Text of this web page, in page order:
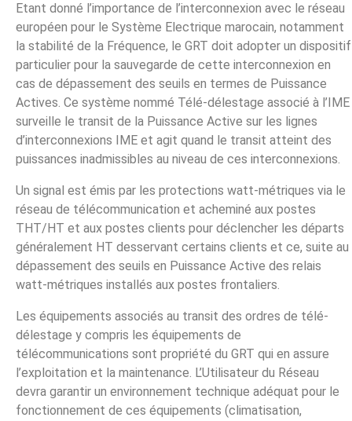
Etant donné l’importance de l’interconnexion avec le réseau
européen pour le Système Electrique marocain, notamment
la stabilité de la Fréquence, le GRT doit adopter un dispositif
particulier pour la sauvegarde de cette interconnexion en
cas de dépassement des seuils en termes de Puissance
Actives. Ce système nommé Télé-délestage associé à l’IME
surveille le transit de la Puissance Active sur les lignes
d’interconnexions IME et agit quand le transit atteint des
puissances inadmissibles au niveau de ces interconnexions.
Un signal est émis par les protections watt-métriques via le
réseau de télécommunication et acheminé aux postes
THT/HT et aux postes clients pour déclencher les départs
généralement HT desservant certains clients et ce, suite au
dépassement des seuils en Puissance Active des relais
watt-métriques installés aux postes frontaliers.
Les équipements associés au transit des ordres de télé-
délestage y compris les équipements de
télécommunications sont propriété du GRT qui en assure
l’exploitation et la maintenance. L’Utilisateur du Réseau
devra garantir un environnement technique adéquat pour le
fonctionnement de ces équipements (climatisation,